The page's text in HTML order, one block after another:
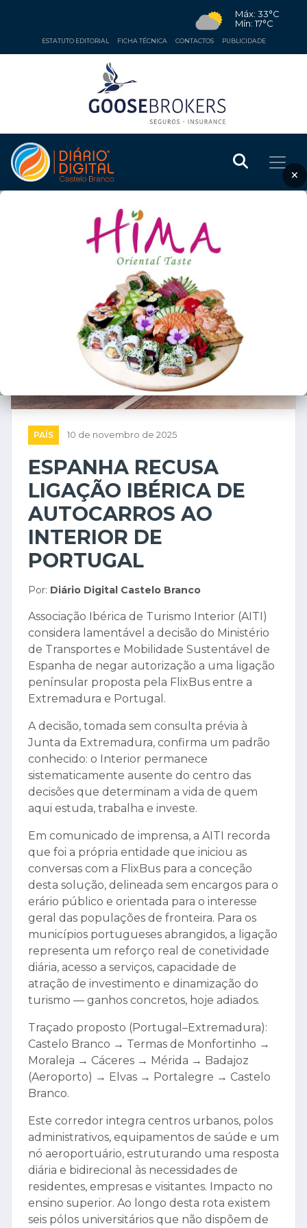
Máx: 33°C
Mín: 17°C
ESTATUTO EDITORIAL FICHA TÉCNICA CONTACTOS PUBLICIDADE
×
PAÍS 10 de novembro de 2025
ESPANHA RECUSA
LIGAÇÃO IBÉRICA DE
AUTOCARROS AO
INTERIOR DE
PORTUGAL
Por: Diário Digital Castelo Branco
Associação Ibérica de Turismo Interior (AITI)
considera lamentável a decisão do Ministério
de Transportes e Mobilidade Sustentável de
Espanha de negar autorização a uma ligação
penínsular proposta pela FlixBus entre a
Extremadura e Portugal.
A decisão, tomada sem consulta prévia à
Junta da Extremadura, confirma um padrão
conhecido: o Interior permanece
sistematicamente ausente do centro das
decisões que determinam a vida de quem
aqui estuda, trabalha e investe.
Em comunicado de imprensa, a AITI recorda
que foi a própria entidade que iniciou as
conversas com a FlixBus para a conceção
desta solução, delineada sem encargos para o
erário público e orientada para o interesse
geral das populações de fronteira. Para os
municípios portugueses abrangidos, a ligação
representa um reforço real de conetividade
diária, acesso a serviços, capacidade de
atração de investimento e dinamização do
turismo — ganhos concretos, hoje adiados.
Traçado proposto (Portugal–Extremadura):
Castelo Branco → Termas de Monfortinho →
Moraleja → Cáceres → Mérida → Badajoz
(Aeroporto) → Elvas → Portalegre → Castelo
Branco.
Este corredor integra centros urbanos, polos
administrativos, equipamentos de saúde e um
nó aeroportuário, estruturando uma resposta
diária e bidirecional às necessidades de
residentes, empresas e visitantes. Impacto no
ensino superior. Ao longo desta rota existem
seis pólos universitários que não dispõem de